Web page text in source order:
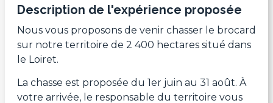
Description de l'expérience proposée
Nous vous proposons de venir chasser le brocard
sur notre territoire de 2 400 hectares situé dans
le Loiret.
La chasse est proposée du 1er juin au 31 août. À
votre arrivée, le responsable du territoire vous